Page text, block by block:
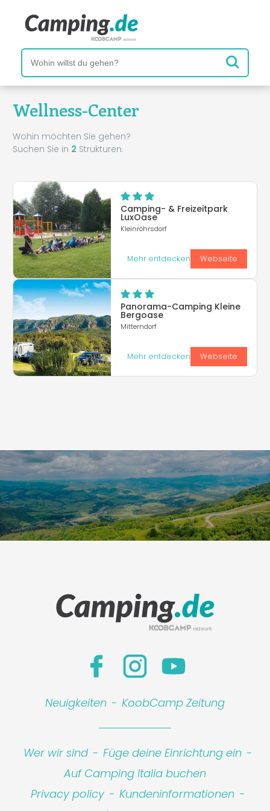
Wellness-Center
Wohin möchten Sie gehen?
Suchen Sie in 2 Strukturen.
Camping- & Freizeitpark
LuxOase
Kleinröhrsdorf
Mehr entdecken Webseite
Panorama-Camping Kleine
Bergoase
Mitterndorf
Mehr entdecken Webseite
Neuigkeiten - KoobCamp Zeitung
Wer wir sind - Füge deine Einrichtung ein -
Auf Camping Italia buchen
Privacy policy - Kundeninformationen -